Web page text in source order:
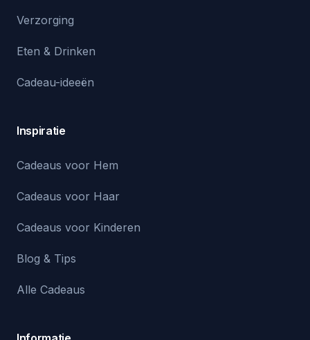
Verzorging
Eten & Drinken
Cadeau-ideeën
Inspiratie
Cadeaus voor Hem
Cadeaus voor Haar
Cadeaus voor Kinderen
Blog & Tips
Alle Cadeaus